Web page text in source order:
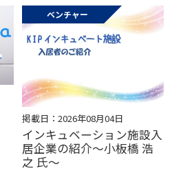
ベンチャー
掲載日：2026年08月04日
インキュベーション施設入
居企業の紹介～小板橋 浩
之 氏～